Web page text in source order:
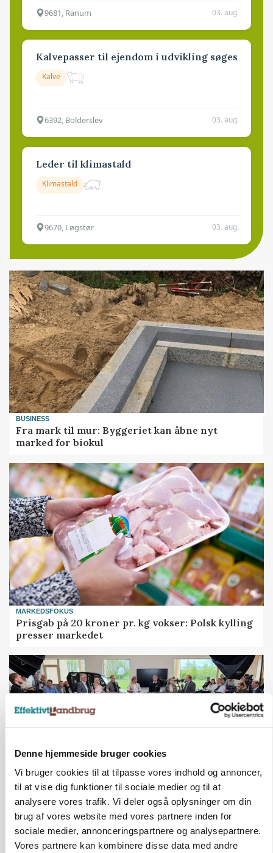
Denne hjemmeside bruger cookies
Vi bruger cookies til at tilpasse vores indhold og annoncer,
til at vise dig funktioner til sociale medier og til at
analysere vores trafik. Vi deler også oplysninger om din
brug af vores website med vores partnere inden for
sociale medier, annonceringspartnere og analysepartnere.
Vores partnere kan kombinere disse data med andre
9681, Ranum 03. aug.
Kalvepasser til ejendom i udvikling søges
Kalve
6392, Bolderslev 03. aug.
Leder til klimastald
Klimastald
9670, Løgstør 03. aug.
BUSINESS
Fra mark til mur: Byggeriet kan åbne nyt
marked for biokul
MARKEDSFOKUS
Prisgab på 20 kroner pr. kg vokser: Polsk kylling
presser markedet
BUSINESS
Ejer eller medejer? Nyt tv-format udfordrer
landbrugets ejerstruktur